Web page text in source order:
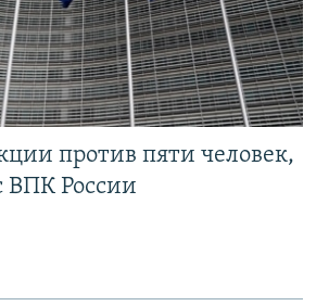
против пяти человек,
ВПК России